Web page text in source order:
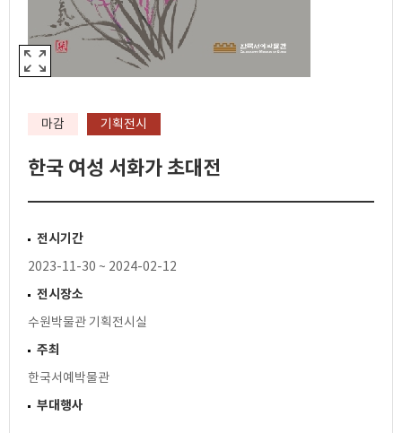
마감 기획전시
한국 여성 서화가 초대전
전시기간
2023-11-30 ~ 2024-02-12
전시장소
수원박물관 기획전시실
주최
한국서예박물관
부대행사